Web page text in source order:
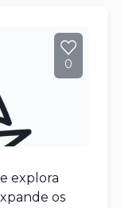
0
explora
os